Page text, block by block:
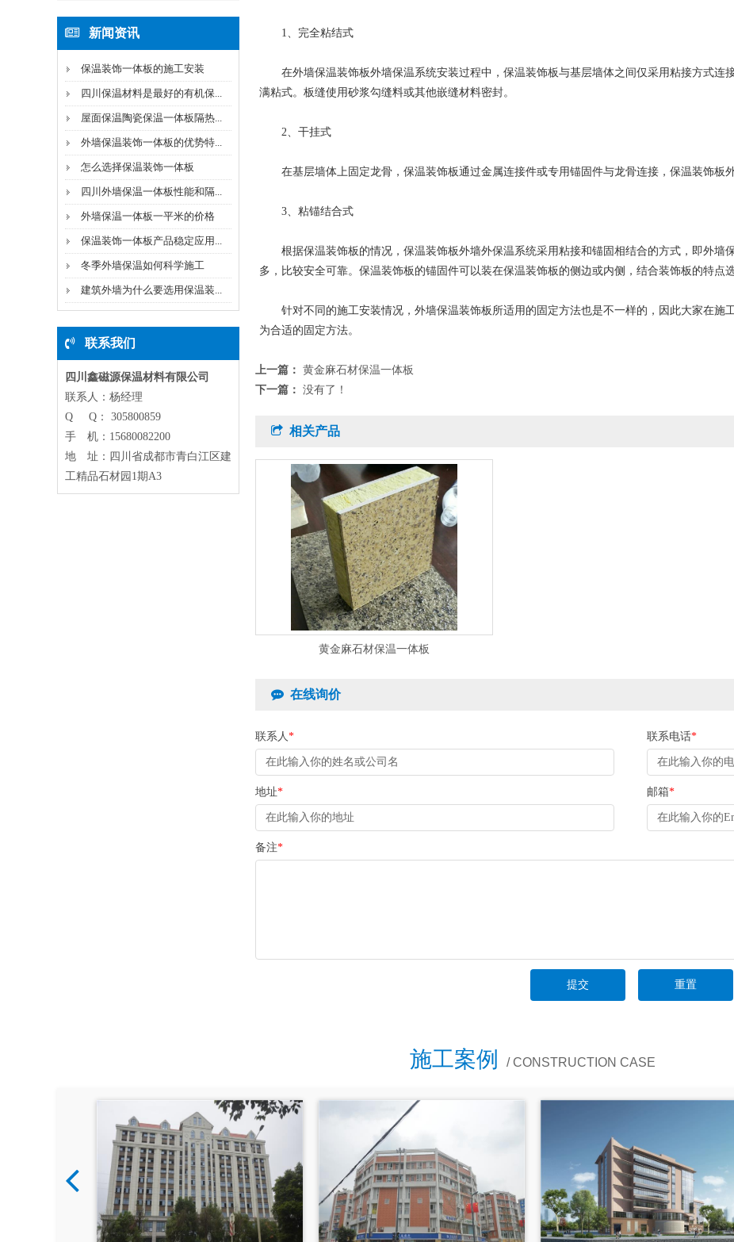
新闻资讯
保温装饰一体板的施工安装
四川保温材料是最好的有机保...
屋面保温陶瓷保温一体板隔热...
外墙保温装饰一体板的优势特...
怎么选择保温装饰一体板
四川外墙保温一体板性能和隔...
外墙保温一体板一平米的价格
保温装饰一体板产品稳定应用...
冬季外墙保温如何科学施工
建筑外墙为什么要选用保温装...
联系我们
四川鑫磁源保温材料有限公司
联系人：杨经理
Q Q： 305800859
手 机：15680082200
地 址：四川省成都市青白江区建
工精品石材园1期A3
1、完全粘结式
在外墙保温装饰板外墙保温系统安装过程中，保温装饰板与基层墙体之间仅采用粘接方式连
满粘式。板缝使用砂浆勾缝料或其他嵌缝材料密封。
2、干挂式
在基层墙体上固定龙骨，保温装饰板通过金属连接件或专用锚固件与龙骨连接，保温装饰板
3、粘锚结合式
根据保温装饰板的情况，保温装饰板外墙外保温系统采用粘接和锚固相结合的方式，即外墙
多，比较安全可靠。保温装饰板的锚固件可以装在保温装饰板的侧边或内侧，结合装饰板的特点
针对不同的施工安装情况，外墙保温装饰板所适用的固定方法也是不一样的，因此大家在施
为合适的固定方法。
上一篇： 黄金麻石材保温一体板
下一篇： 没有了！
相关产品
黄金麻石材保温一体板
在线询价
联系人* 联系电话*
地址* 邮箱*
备注*
施工案例 / CONSTRUCTION CASE